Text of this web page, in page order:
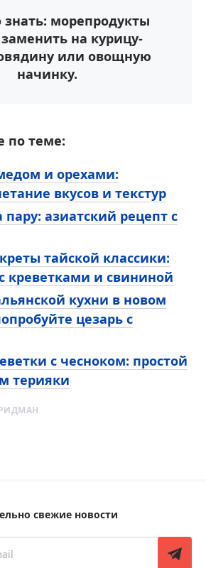
знать: морепродукты
на курицу-
или овощную
начинку.
по теме:
и орехами:
вкусов и текстур
азиатский рецепт с
тайской классики:
креветками и свининой
кухни в новом
цезарь с
с чесноком: простой
терияки
свежие новости